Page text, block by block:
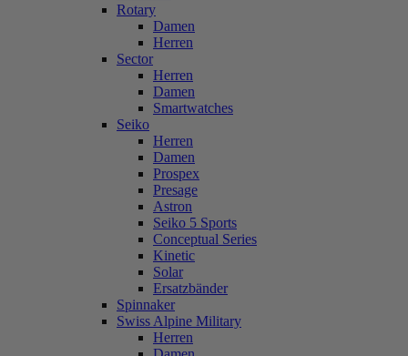
Rotary
Damen
Herren
Sector
Herren
Damen
Smartwatches
Seiko
Herren
Damen
Prospex
Presage
Astron
Seiko 5 Sports
Conceptual Series
Kinetic
Solar
Ersatzbänder
Spinnaker
Swiss Alpine Military
Herren